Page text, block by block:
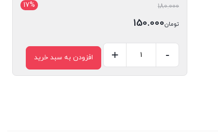
17% 180.000قیمت
اصلی:
تومان150.000
فعلی:
تومان150.000.
گلویی
-
+ افزودن به سبد خرید